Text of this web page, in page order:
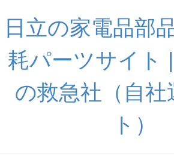
日立の家電品部
耗パーツサイ
の救急社（自社
ト）